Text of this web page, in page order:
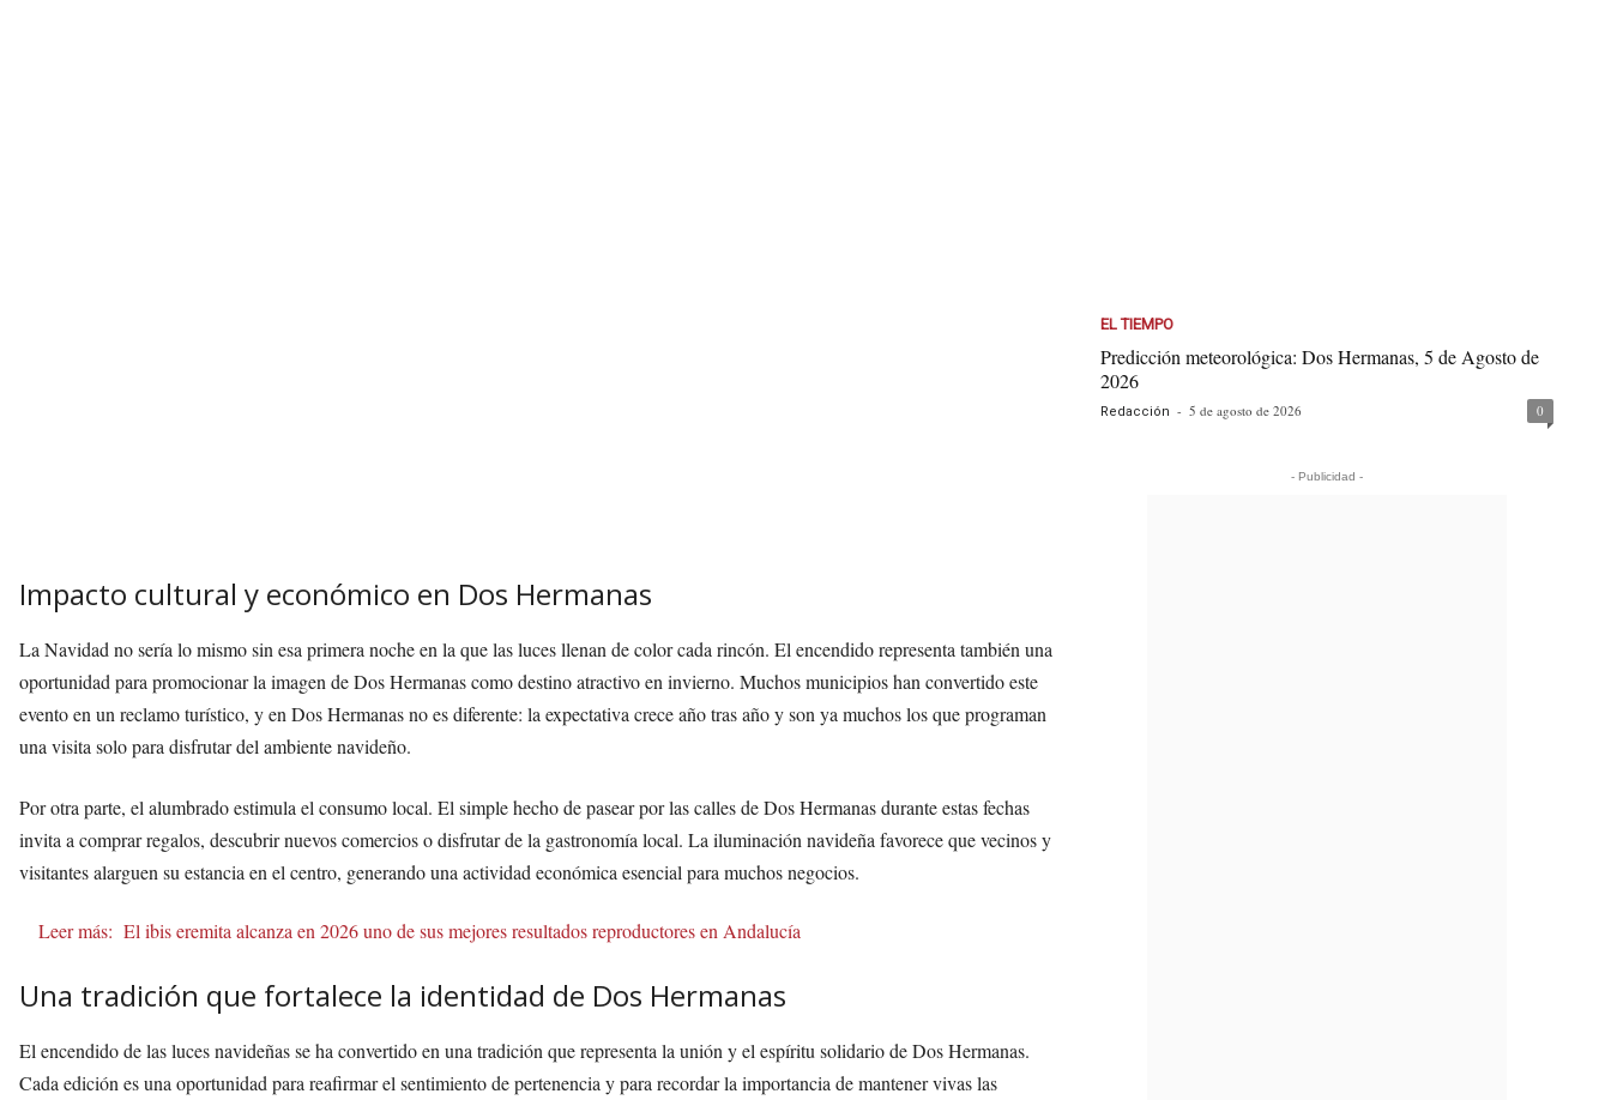
Impacto cultural y económico en Dos Hermanas
La Navidad no sería lo mismo sin esa primera noche en la que las luces llenan de color cada rincón. El encendido representa también una
oportunidad para promocionar la imagen de Dos Hermanas como destino atractivo en invierno. Muchos municipios han convertido este
evento en un reclamo turístico, y en Dos Hermanas no es diferente: la expectativa crece año tras año y son ya muchos los que programan
una visita solo para disfrutar del ambiente navideño.
Por otra parte, el alumbrado estimula el consumo local. El simple hecho de pasear por las calles de Dos Hermanas durante estas fechas
invita a comprar regalos, descubrir nuevos comercios o disfrutar de la gastronomía local. La iluminación navideña favorece que vecinos y
visitantes alarguen su estancia en el centro, generando una actividad económica esencial para muchos negocios.
Leer más: El ibis eremita alcanza en 2026 uno de sus mejores resultados reproductores en Andalucía
Una tradición que fortalece la identidad de Dos Hermanas
El encendido de las luces navideñas se ha convertido en una tradición que representa la unión y el espíritu solidario de Dos Hermanas.
Cada edición es una oportunidad para reafirmar el sentimiento de pertenencia y para recordar la importancia de mantener vivas las
EL TIEMPO
Predicción meteorológica: Dos Hermanas, 5 de Agosto de
2026
Redacción - 5 de agosto de 2026 0
- Publicidad -